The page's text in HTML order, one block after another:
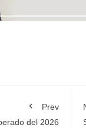
Prev
del 2026